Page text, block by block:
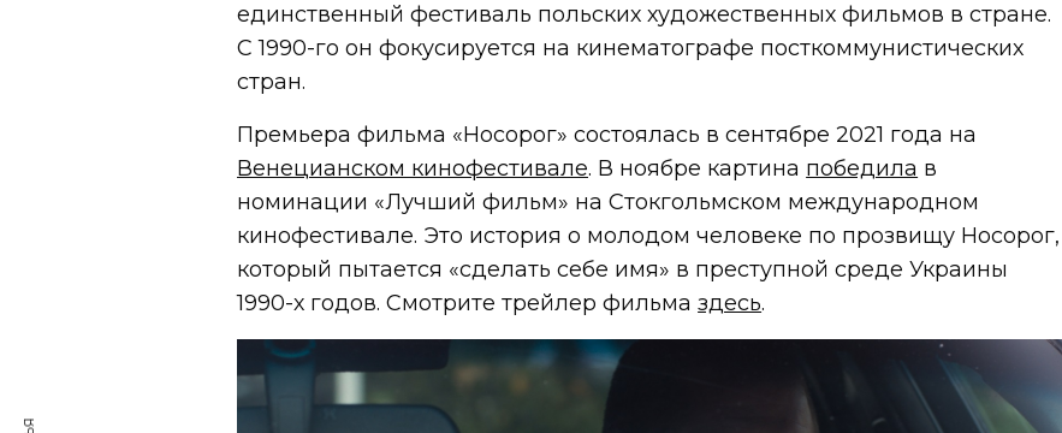
единственный фестиваль польских художественных фильмов в стране.
С 1990-го он фокусируется на кинематографе посткоммунистических
стран.
Премьера фильма «Носорог» состоялась в сентябре 2021 года на
Венецианском кинофестивале. В ноябре картина победила в
номинации «Лучший фильм» на Стокгольмском международном
кинофестивале. Это история о молодом человеке по прозвищу Носорог,
который пытается «сделать себе имя» в преступной среде Украины
1990-х годов. Смотрите трейлер фильмаздесь.